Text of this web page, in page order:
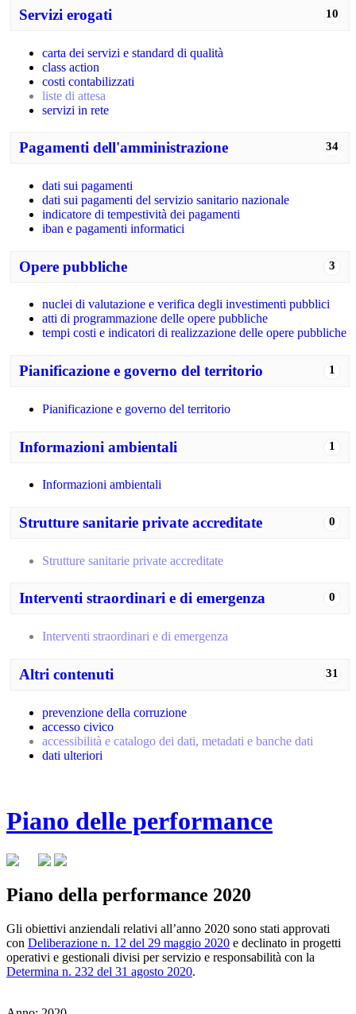
10
Servizi erogati
carta dei servizi e standard di qualità
class action
costi contabilizzati
liste di attesa
servizi in rete
34
Pagamenti dell'amministrazione
dati sui pagamenti
dati sui pagamenti del servizio sanitario nazionale
indicatore di tempestività dei pagamenti
iban e pagamenti informatici
3
Opere pubbliche
nuclei di valutazione e verifica degli investimenti pubblici
atti di programmazione delle opere pubbliche
tempi costi e indicatori di realizzazione delle opere pubbliche
1
Pianificazione e governo del territorio
Pianificazione e governo del territorio
1
Informazioni ambientali
Informazioni ambientali
0
Strutture sanitarie private accreditate
Strutture sanitarie private accreditate
0
Interventi straordinari e di emergenza
Interventi straordinari e di emergenza
31
Altri contenuti
prevenzione della corruzione
accesso civico
accessibilità e catalogo dei dati, metadati e banche dati
dati ulteriori
Piano delle performance
Piano della performance 2020
Gli obiettivi anziendali relativi all’anno 2020 sono stati approvati
con Deliberazione n. 12 del 29 maggio 2020 e declinato in progetti
operativi e gestionali divisi per servizio e responsabilità con la
Determina n. 232 del 31 agosto 2020.